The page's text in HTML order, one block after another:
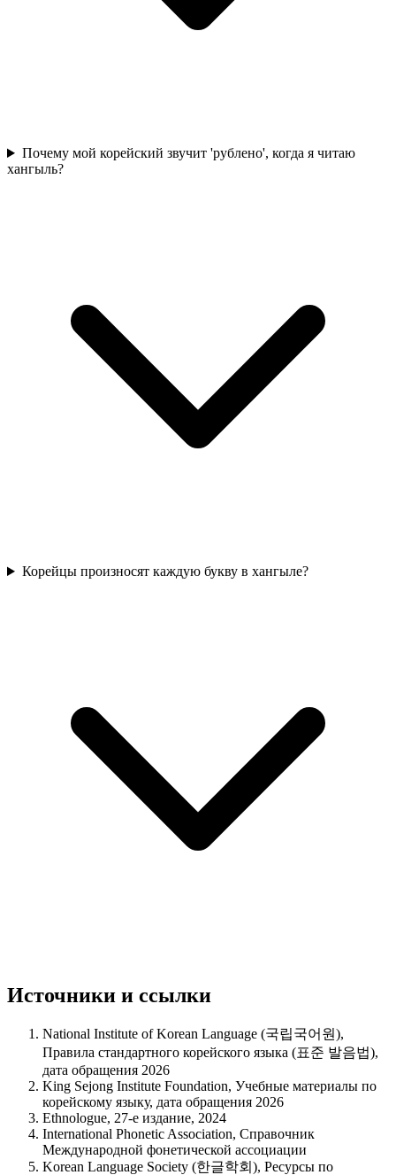
Почему мой корейский звучит 'рублено', когда я читаю
хангыль?
Корейцы произносят каждую букву в хангыле?
Источники и ссылки
National Institute of Korean Language (국립국어원),
Правила стандартного корейского языка (표준 발음법),
дата обращения 2026
King Sejong Institute Foundation, Учебные материалы по
корейскому языку, дата обращения 2026
Ethnologue, 27-е издание, 2024
International Phonetic Association, Справочник
Международной фонетической ассоциации
Korean Language Society (한글학회), Ресурсы по